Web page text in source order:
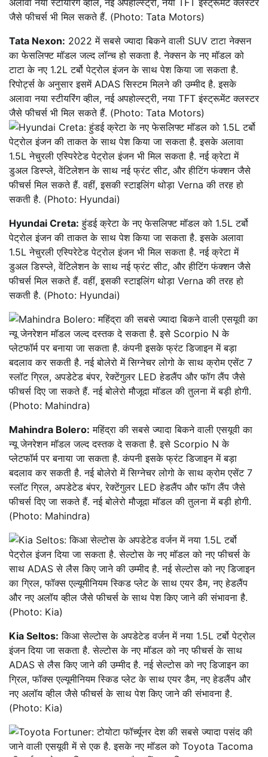
Tata Nexon: 2022 में सबसे ज्यादा बिकने वाली SUV टाटा नेक्सन
का फेसलिफ्ट मॉडल जल्द लॉन्च हो सकता है. नेक्सन के नए मॉडल को
टाटा के नए 1.2L टर्बो पेट्रोल इंजन के साथ पेश किया जा सकता है.
रिपोर्ट्स के अनुसार इसमें ADAS सिस्टम मिलने की उम्मीद है. इसके
अलावा नया स्टीयरिंग व्हील, नई अपहोल्स्ट्री, नया TFT इंस्ट्रूमेंट क्लस्टर
जैसे फीचर्स भी मिल सकते हैं. (Photo: Tata Motors)
Hyundai Creta: हुंडई क्रेटा के नए फेसलिफ्ट मॉडल को 1.5L टर्बो
पेट्रोल इंजन की ताकत के साथ पेश किया जा सकता है. इसके अलावा
1.5L नेचुरली एस्पिरेटेड पेट्रोल इंजन भी मिल सकता है. नई क्रेटा में
डुअल डिस्प्ले, वेंटिलेशन के साथ नई फ्रंट सीट, और हीटिंग फंक्शन जैसे
फीचर्स मिल सकते हैं. वहीं, इसकी स्टाइलिंग थोड़ा Verna की तरह हो
सकती है. (Photo: Hyundai)
Mahindra Bolero: महिंद्रा की सबसे ज्यादा बिकने वाली एसयूवी का
न्यू जेनरेशन मॉडल जल्द दस्तक दे सकता है. इसे Scorpio N के
प्लेटफॉर्म पर बनाया जा सकता है. कंपनी इसके फ्रंट डिजाइन में बड़ा
बदलाव कर सकती है. नई बोलेरो में सिग्नेचर लोगो के साथ क्रोम एसेंट 7
स्लॉट ग्रिल, अपडेटेड बंपर, रेक्टेंगुलर LED हेडलैंप और फॉग लैंप जैसे
फीचर्स दिए जा सकते हैं. नई बोलेरो मौजूदा मॉडल की तुलना में बड़ी होगी.
(Photo: Mahindra)
Kia Seltos: किआ सेल्टोस के अपडेटेड वर्जन में नया 1.5L टर्बो पेट्रोल
इंजन दिया जा सकता है. सेल्टोस के नए मॉडल को नए फीचर्स के साथ
ADAS से लैस किए जाने की उम्मीद है. नई सेल्टोस को नए डिजाइन का
ग्रिल, फॉक्स एल्यूमीनियम स्किड प्लेट के साथ एयर डैम, नए हेडलैंप और
नए अलॉय व्हील जैसे फीचर्स के साथ पेश किए जाने की संभावना है.
(Photo: Kia)